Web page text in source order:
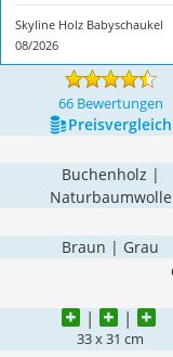
Skyline Holz Babyschaukel
08/2026
66 Bewertungen
Preis­vergleich
Buchenholz |
Naturbaumwolle
Braun | Grau
33 x 31 cm